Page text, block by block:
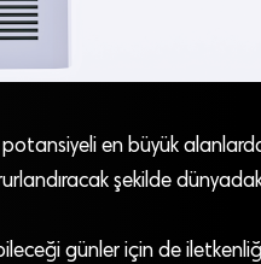
potansiyeli en büyük
şekilde
günler için de